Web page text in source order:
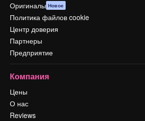
Оригиналы Новое
Политика файлов cookie
Центр доверия
Партнеры
Предприятие
Компания
Цены
О нас
Reviews